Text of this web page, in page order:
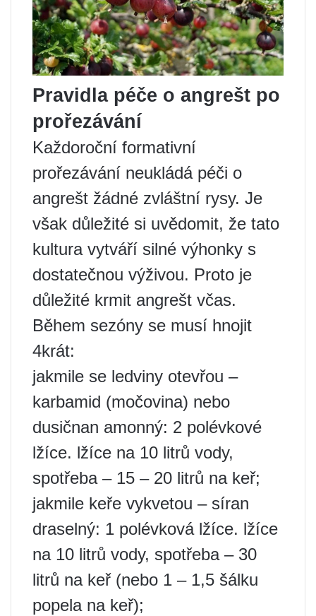
Pravidla péče o angrešt po
prořezávání
Každoroční formativní
prořezávání neukládá péči o
angrešt žádné zvláštní rysy. Je
však důležité si uvědomit, že tato
kultura vytváří silné výhonky s
dostatečnou výživou. Proto je
důležité krmit angrešt včas.
Během sezóny se musí hnojit
4krát:
jakmile se ledviny otevřou –
karbamid (močovina) nebo
dusičnan amonný: 2 polévkové
lžíce. lžíce na 10 litrů vody,
spotřeba – 15 – 20 litrů na keř;
jakmile keře vykvetou – síran
draselný: 1 polévková lžíce. lžíce
na 10 litrů vody, spotřeba – 30
litrů na keř (nebo 1 – 1,5 šálku
popela na keř);